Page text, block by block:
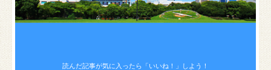
読んだ記事が気に入ったら 「いいね！」しよう！